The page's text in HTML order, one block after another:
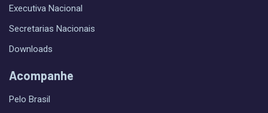
Executiva Nacional
Secretarias Nacionais
Downloads
Acompanhe
Pelo Brasil